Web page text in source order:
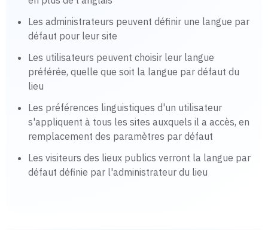
Les administrateurs peuvent définir une langue par
défaut pour leur site
Les utilisateurs peuvent choisir leur langue
préférée, quelle que soit la langue par défaut du
lieu
Les préférences linguistiques d'un utilisateur
s'appliquent à tous les sites auxquels il a accès, en
remplacement des paramètres par défaut
Les visiteurs des lieux publics verront la langue par
défaut définie par l'administrateur du lieu